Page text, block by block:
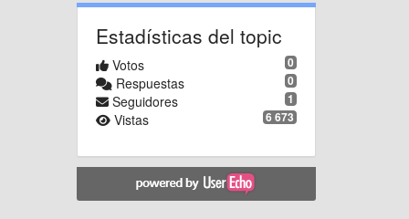
Estadísticas del topic
0
Votos
0
Respuestas
1
Seguidores
6 673
Vistas